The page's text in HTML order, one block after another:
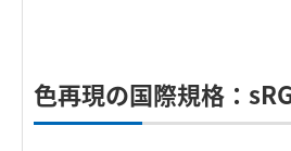
色再現の国際規格：